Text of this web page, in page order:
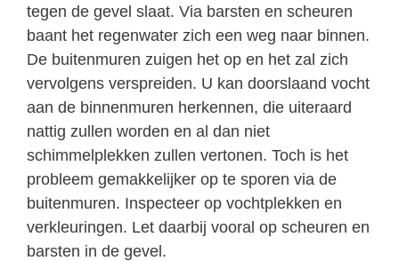
tegen de gevel slaat. Via barsten en scheuren
baant het regenwater zich een weg naar binnen.
De buitenmuren zuigen het op en het zal zich
vervolgens verspreiden. U kan doorslaand vocht
aan de binnenmuren herkennen, die uiteraard
nattig zullen worden en al dan niet
schimmelplekken zullen vertonen. Toch is het
probleem gemakkelijker op te sporen via de
buitenmuren. Inspecteer op vochtplekken en
verkleuringen. Let daarbij vooral op scheuren en
barsten in de gevel.